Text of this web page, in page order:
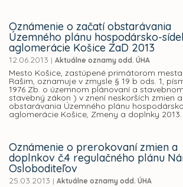
Oznámenie o začatí obstarávania
Územného plánu hospodársko-
aglomerácie Košice ZaD 2013
12.06.2013 | Aktuálne oznamy odd. ÚHA
Mesto Košice, zastúpené primátorom
Rašim, oznamuje v zmysle § 19 b ods. 1,
1976 Zb. o územnom plánovaní a
stavebný zákon ) v znení neskorších zmien
obstarávania Územného plánu
aglomerácie Košice, Zmeny a doplnky 2013.
Oznámenie o prerokovaní zmien a
doplnkov č.4 regulačného plánu
Osloboditeľov
25.03.2013 | Aktuálne oznamy odd. ÚHA